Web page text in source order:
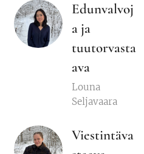
Edunvalvoj
a ja
tuutorvasta
ava
Louna
Seljavaara
Viestintäva